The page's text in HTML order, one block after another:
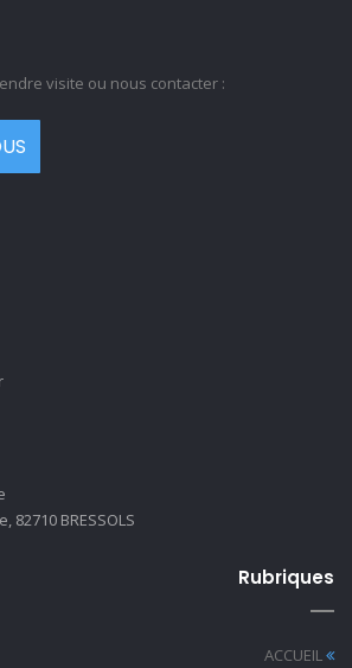
visite ou nous contacter :
82710 BRESSOLS
Rubriques
ACCUEIL